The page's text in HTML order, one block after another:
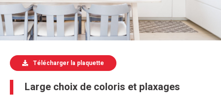
Télécharger la plaquette
Large choix de coloris et plaxages